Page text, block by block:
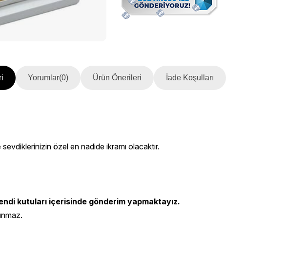
Yorumlar(0) Ürün Önerileri İade Koşulları
özel en nadide ikramı olacaktır.
kutuları içerisinde gönderim yapmaktayız.